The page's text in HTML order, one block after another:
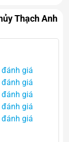
loại đá
tượng trưng
Đặc biệt:
những luồng
Thạch Anh
đánh giá
đánh giá
đánh giá
đánh giá
đánh giá